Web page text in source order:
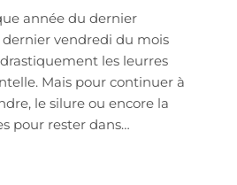
année du dernier
vendredi du mois
les leurres
Mais pour continuer à
le silure ou encore la
pour rester dans…